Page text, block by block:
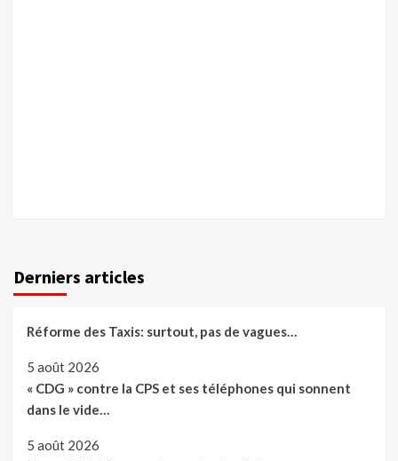
Derniers articles
Réforme des Taxis: surtout, pas de vagues…
5 août 2026
« CDG » contre la CPS et ses téléphones qui sonnent
dans le vide…
5 août 2026